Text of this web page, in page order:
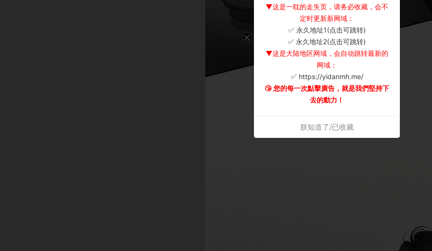
▼这是一耽的走失页，请务必收藏，会不
定时更新新网域：
✅ 永久地址1(点击可跳转)
✅ 永久地址2(点击可跳转)
▼这是大陆地区网域，会自动跳转最新的
网域：
✅ https://yidanmh.me/
😘 您的每一次點擊廣告，就是我們堅持下
去的動力！
朕知道了/已收藏
×